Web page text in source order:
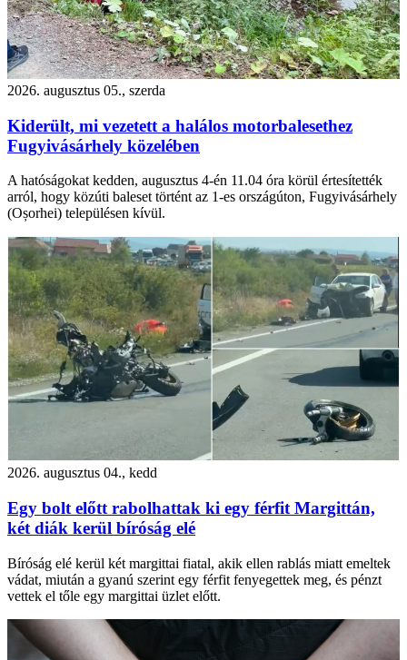
2026. augusztus 05., szerda
Kiderült, mi vezetett a halálos motorbalesethez
Fugyivásárhely közelében
A hatóságokat kedden, augusztus 4-én 11.04 óra körül értesítették
arról, hogy közúti baleset történt az 1-es országúton, Fugyivásárhely
(Oșorhei) településen kívül.
2026. augusztus 04., kedd
Egy bolt előtt rabolhattak ki egy férfit Margittán,
két diák kerül bíróság elé
Bíróság elé kerül két margittai fiatal, akik ellen rablás miatt emeltek
vádat, miután a gyanú szerint egy férfit fenyegettek meg, és pénzt
vettek el tőle egy margittai üzlet előtt.